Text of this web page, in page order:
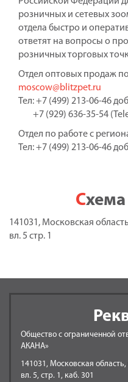
розничных и сетевых
отдела быстро и
ответят на вопросы о
розничных торговых
Отдел оптовых продаж
moscow@blitzpet.ru
Тел: +7 (499) 213-06-46
+7 (929) 636-35-54
Отдел по работе с
Тел: +7 (499) 213-06-46
141031, Московская
вл. 5 стр. 1
Общество с ограниченной
АКАНА»
141031, Московская
вл. 5, стр. 1, каб. 301